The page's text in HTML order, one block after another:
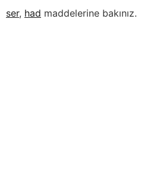
ser, had maddelerine bakınız.